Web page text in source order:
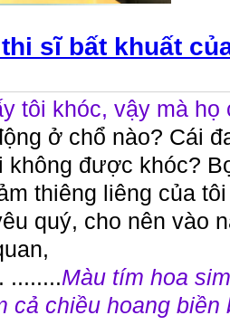
sĩ bất khuất
tôi khóc, vậy mà họ
ở chổ nào? Cái
không được khóc?
thiêng liêng của
quý, cho nên vào
........Màu tím hoa
cả chiều hoang biền